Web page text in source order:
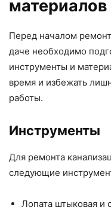
Перед началом
даче необходимо
инструменты и
время и избежать
работы.
Инструменты
Для ремонта
следующие
Лопата штыковая и